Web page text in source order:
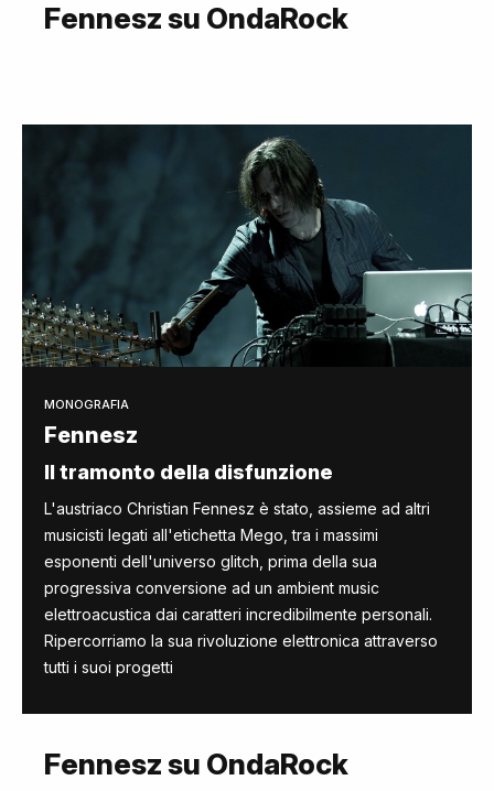
Fennesz su OndaRock
MONOGRAFIA
Fennesz
Il tramonto della disfunzione
L'austriaco Christian Fennesz è stato, assieme ad altri
musicisti legati all'etichetta Mego, tra i massimi
esponenti dell'universo glitch, prima della sua
progressiva conversione ad un ambient music
elettroacustica dai caratteri incredibilmente personali.
Ripercorriamo la sua rivoluzione elettronica attraverso
tutti i suoi progetti
Fennesz su OndaRock